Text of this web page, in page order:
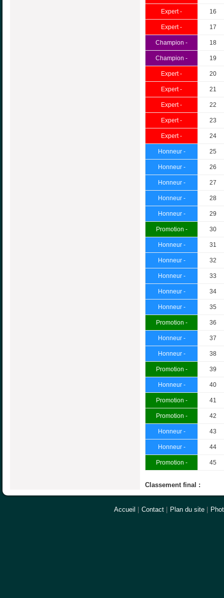
Expert - 16
Expert - 17
Champion - 18
Champion - 19
Expert - 20
Expert - 21
Expert - 22
Expert - 23
Expert - 24
Honneur - 25
Honneur - 26
Honneur - 27
Honneur - 28
Honneur - 29
Promotion - 30
Honneur - 31
Honneur - 32
Honneur - 33
Honneur - 34
Honneur - 35
Promotion - 36
Honneur - 37
Honneur - 38
Promotion - 39
Honneur - 40
Promotion - 41
Promotion - 42
Honneur - 43
Honneur - 44
Promotion - 45
Classement final :
Accueil Contact Plan du site